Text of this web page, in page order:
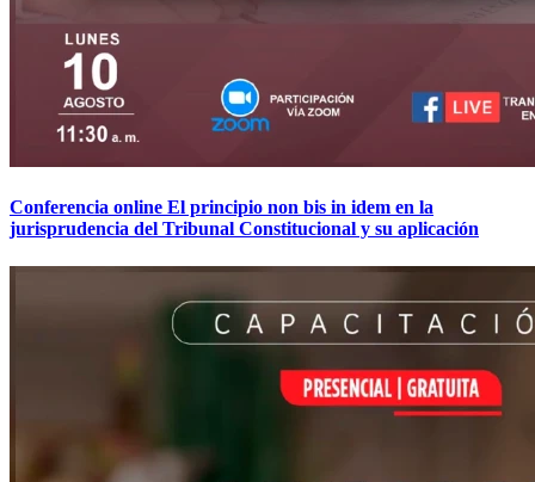
Conferencia online El principio non bis in idem en la
jurisprudencia del Tribunal Constitucional y su aplicación